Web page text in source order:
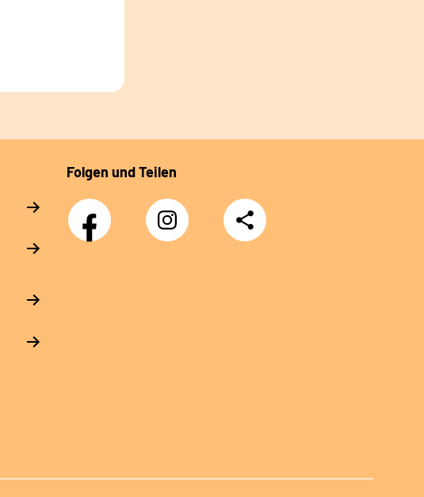
Folgen und Teilen
Facebook
Klinik
Sonnenblick
Instagram
Klinik
Sonnenblick
Teilen